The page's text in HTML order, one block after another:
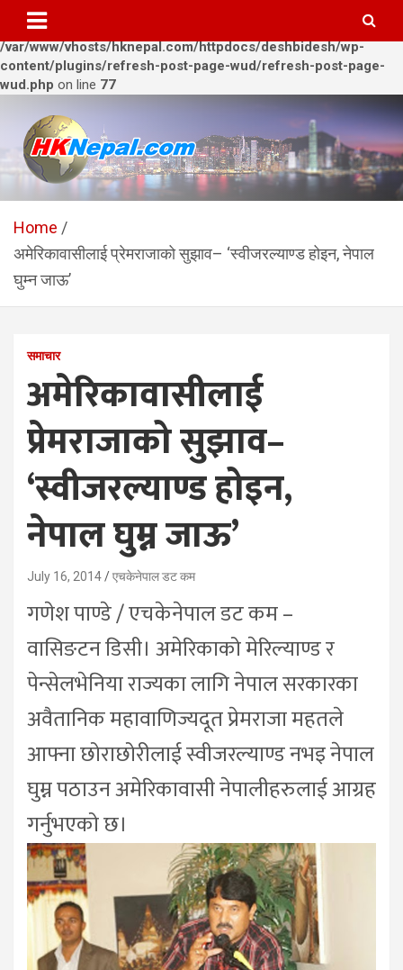
Warning
: Trying to access array offset on value of type bool in
/var/www/vhosts/hknepal.com/httpdocs/deshbidesh/wp-
content/plugins/refresh-post-page-wud/refresh-post-page-
wud.php on line 77
content
HKNepal.com – हङकङबाट
सञ्चालित पहिलो नेपाली अनलाईन
पत्रिका
hknepal, hknepal.com, hk nepal, hk nepal com
Home
अमेरिकावासीलाई प्रेमराजाको सुझाव– ‘स्वीजरल्याण्ड होइन, नेपाल
घुम्न जाऊ’
समाचार
अमेरिकावासीलाई
प्रेमराजाको सुझाव–
‘स्वीजरल्याण्ड होइन,
नेपाल घुम्न जाऊ’
July 16, 2014 एचकेनेपाल डट कम
गणेश पाण्डे / एचकेनेपाल डट कम –
वासिङटन डिसी। अमेरिकाको मेरिल्याण्ड र
पेन्सेलभेनिया राज्यका लागि नेपाल सरकारका
अवैतानिक महावाणिज्यदूत प्रेमराजा महतले
आफ्ना छोराछोरीलाई स्वीजरल्याण्ड नभइ नेपाल
घुम्न पठाउन अमेरिकावासी नेपालीहरुलाई आग्रह
गर्नुभएको छ।